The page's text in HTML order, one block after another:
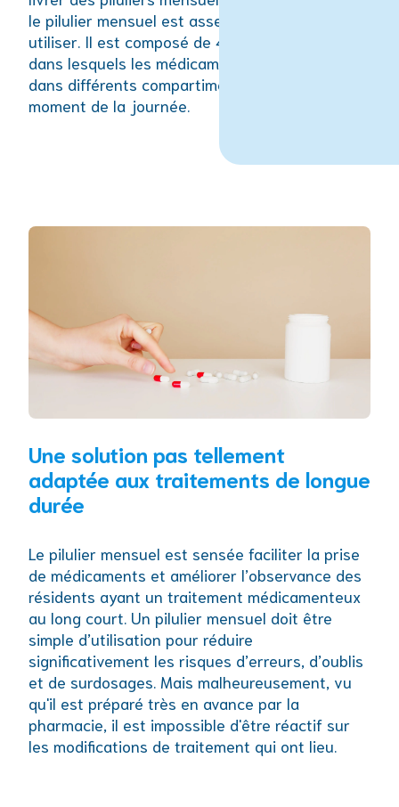
le pilulier mensuel est assez peu pratique à
utiliser. Il est composé de 4 piluliers semainiers
dans lesquels les médicaments sont rangés
dans différents compartiments pour chaque
moment de la journée.
Une solution pas tellement
adaptée aux traitements de longue
durée
Le pilulier mensuel est sensée faciliter la prise
de médicaments et améliorer l’observance des
résidents ayant un traitement médicamenteux
au long court. Un pilulier mensuel doit être
simple d’utilisation pour réduire
significativement les risques d’erreurs, d’oublis
et de surdosages. Mais malheureusement, vu
qu'il est préparé très en avance par la
pharmacie, il est impossible d'être réactif sur
les modifications de traitement qui ont lieu.